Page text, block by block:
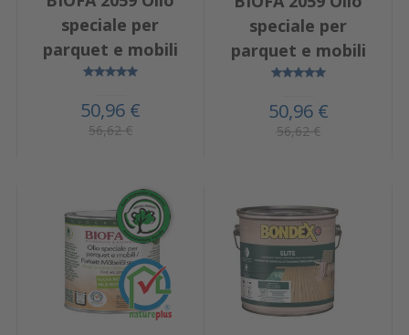
speciale per
parquet e mobili
50,96 €
56,62 €
speciale per
parquet e mobili
50,96 €
56,62 €